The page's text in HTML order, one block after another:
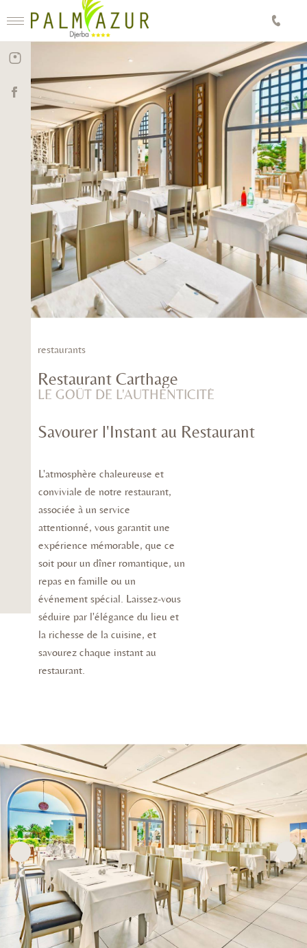
restaurants
Restaurant Carthage
LE GOÛT DE L'AUTHENTICITÉ
Savourer l'Instant au Restaurant
L'atmosphère chaleureuse et
conviviale de notre restaurant,
associée à un service
attentionné, vous garantit une
expérience mémorable, que ce
soit pour un dîner romantique, un
repas en famille ou un
événement spécial. Laissez-vous
séduire par l'élégance du lieu et
la richesse de la cuisine, et
savourez chaque instant au
restaurant.